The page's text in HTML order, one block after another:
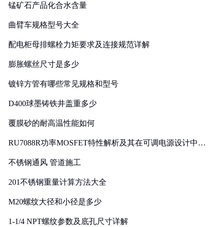
锰矿石产品化合水含量
曲臂车规格型号大全
配电柜母排螺栓力矩要求及连接规范详解
膨胀螺丝尺寸是多少
镀锌方管有哪些常见规格和型号
D400球墨铸铁井盖重多少
覆膜砂的耐高温性能如何
RU7088R功率MOSFET特性解析及其在可调电源设计中的
不锈钢通风 管道施工
201不锈钢重量计算方法大全
M20螺纹大径和小径是多少
1-1/4 NPT螺纹参数及底孔尺寸详解